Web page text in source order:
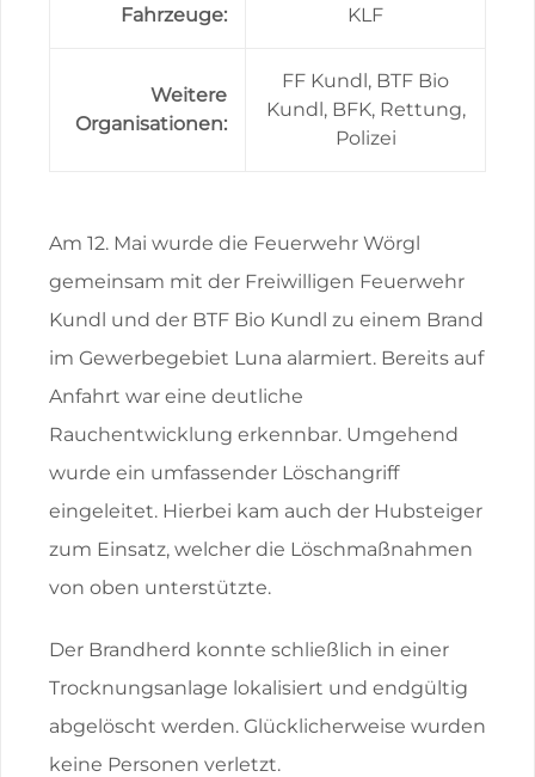
Fahrzeuge:
KLF
Weitere
Organisationen:
FF Kundl, BTF Bio
Kundl, BFK, Rettung,
Polizei
Am 12. Mai wurde die Feuerwehr Wörgl
gemeinsam mit der Freiwilligen Feuerwehr
Kundl und der BTF Bio Kundl zu einem Brand
im Gewerbegebiet Luna alarmiert. Bereits auf
Anfahrt war eine deutliche
Rauchentwicklung erkennbar. Umgehend
wurde ein umfassender Löschangriff
eingeleitet. Hierbei kam auch der Hubsteiger
zum Einsatz, welcher die Löschmaßnahmen
von oben unterstützte.
Der Brandherd konnte schließlich in einer
Trocknungsanlage lokalisiert und endgültig
abgelöscht werden. Glücklicherweise wurden
keine Personen verletzt.